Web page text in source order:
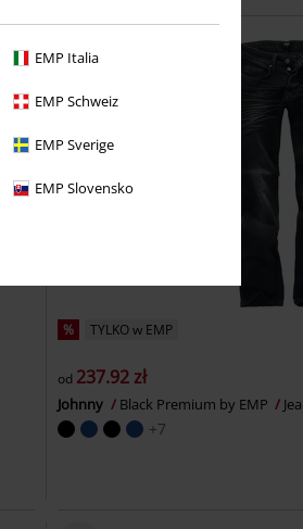
EMP Italia
EMP Schweiz
EMP Sverige
EMP Slovensko
% TYLKO w EMP
od 237.92 zł
Johnny Black Premium by EMP
+7